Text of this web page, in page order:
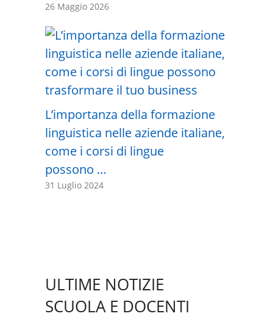
26 Maggio 2026
L’importanza della formazione
linguistica nelle aziende italiane,
come i corsi di lingue
possono …
31 Luglio 2024
ULTIME NOTIZIE
SCUOLA E DOCENTI